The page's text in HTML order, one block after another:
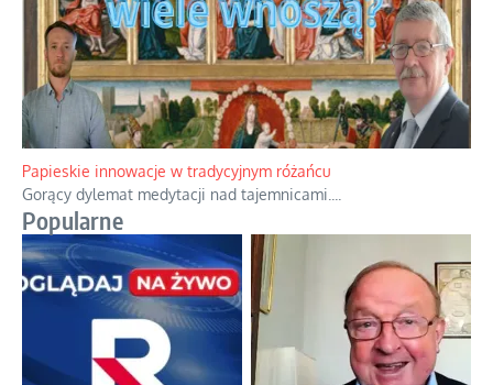
Papieskie innowacje w tradycyjnym różańcu
Gorący dylemat medytacji nad tajemnicami.
Popularne